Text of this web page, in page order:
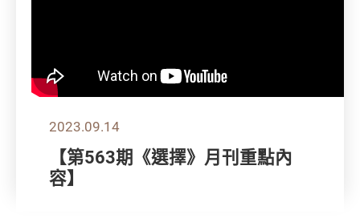
2023.09.14
【第563期《選擇》月刊重點內
容】